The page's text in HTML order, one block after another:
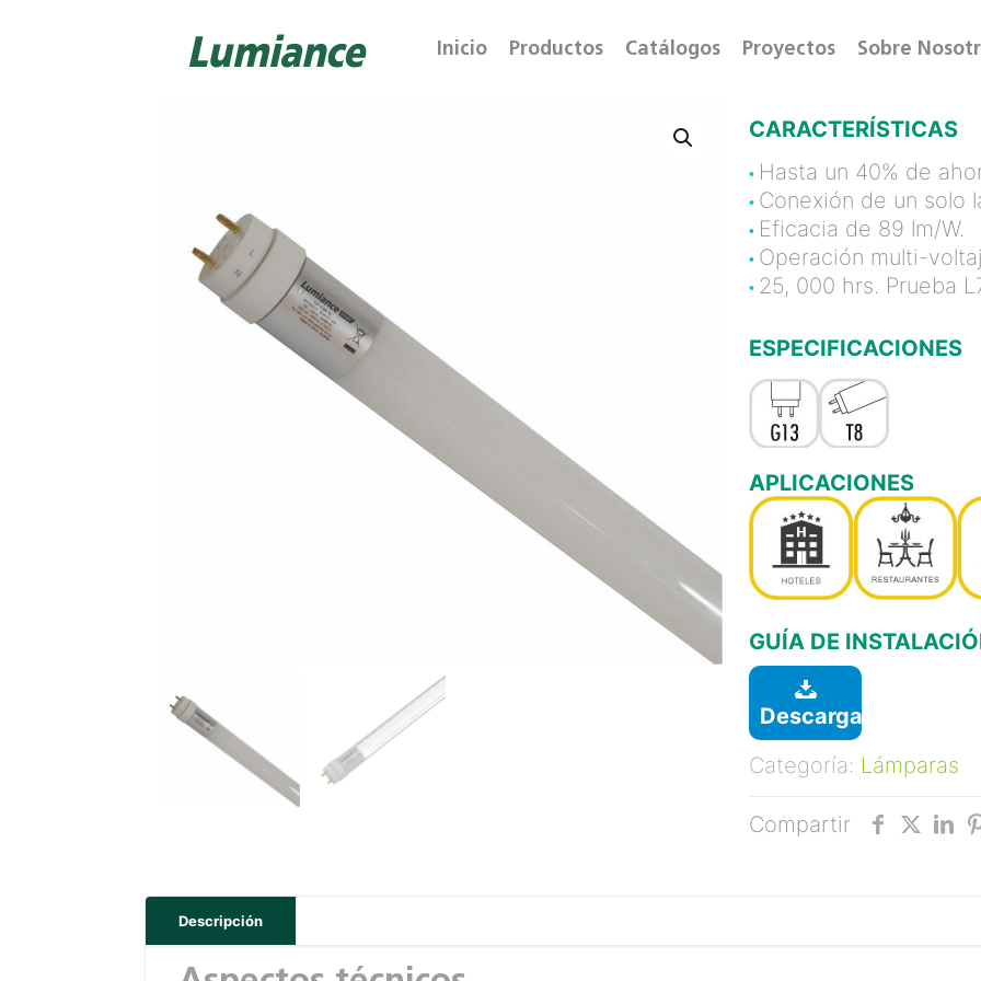
Inicio Productos Catálogos Proyectos Sobre
CARACTERÍSTICAS
• Hasta un 40% de
• Conexión de un solo
• Eficacia de 89 lm/W.
• Operación multi-
• 25, 000 hrs. Prueba
ESPECIFICACIONES
APLICACIONES
GUÍA DE
Descargar
Categoría: Lámparas
Compartir
Descripción